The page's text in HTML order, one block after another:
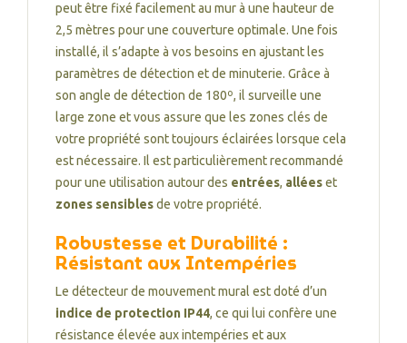
peut être fixé facilement au mur à une hauteur de
2,5 mètres pour une couverture optimale. Une fois
installé, il s’adapte à vos besoins en ajustant les
paramètres de détection et de minuterie. Grâce à
son angle de détection de 180º, il surveille une
large zone et vous assure que les zones clés de
votre propriété sont toujours éclairées lorsque cela
est nécessaire. Il est particulièrement recommandé
pour une utilisation autour des entrées, alléeset
zones sensiblesde votre propriété.
Robustesse et Durabilité :
Résistant aux Intempéries
Le détecteur de mouvement mural est doté d’un
indice de protection IP44, ce qui lui confère une
résistance élevée aux intempéries et aux